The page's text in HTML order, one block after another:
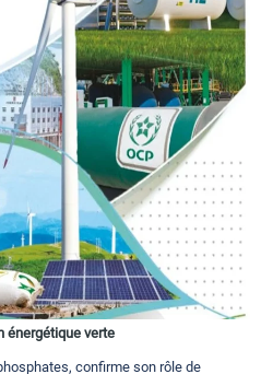
énergétique verte
confirme son rôle de